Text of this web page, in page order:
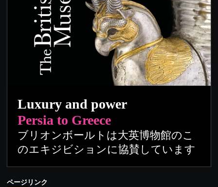
Luxury and power
Persia to Greece
ブリオンボールトは大英博物館のこ
のエキジビションに協賛しています
ページリンク